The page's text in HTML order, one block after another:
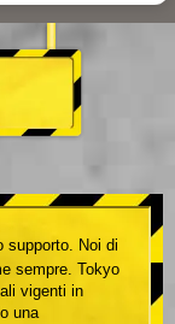
supporto. Noi di
sempre. Tokyo
vigenti in
una